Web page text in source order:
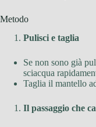
Metodo
Pulisci e taglia
Se non sono già
sciacqua
Taglia il mantello
Il passaggio che